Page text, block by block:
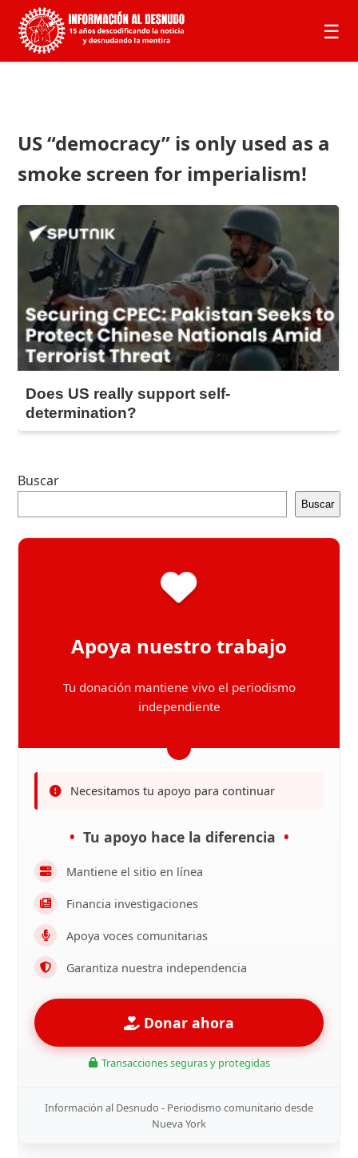
☰
US “democracy” is only used as a
smoke screen for imperialism!
Does US really support self-
determination?
Buscar
Buscar
Apoya nuestro trabajo
Tu donación mantiene vivo el periodismo
independiente
Necesitamos tu apoyo para continuar
Tu apoyo hace la diferencia
Mantiene el sitio en línea
Financia investigaciones
Apoya voces comunitarias
Garantiza nuestra independencia
Donar ahora
Transacciones seguras y protegidas
Información al Desnudo - Periodismo comunitario desde
Nueva York